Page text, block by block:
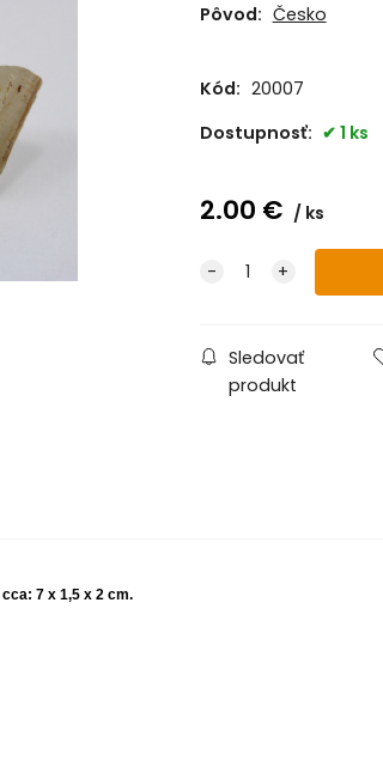
Pôvod: Česko
Kód: 20007
Dostupnosť:
1 ks
2.00 € ks
Sledovať
produkt
7 x 1,5 x 2 cm.